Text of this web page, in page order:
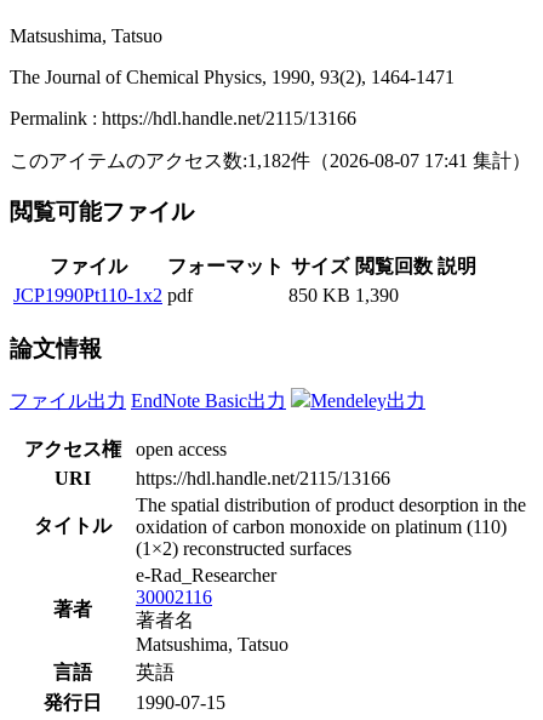
Matsushima, Tatsuo
The Journal of Chemical Physics, 1990, 93(2), 1464-1471
Permalink : https://hdl.handle.net/2115/13166
このアイテムのアクセス数:1,182件 （2026-08-07 17:41 集計）
閲覧可能ファイル
ファイル フォーマット サイズ 閲覧回数 説明
JCP1990Pt110-1x2 pdf 850 KB 1,390
論文情報
ファイル出力 EndNote Basic出力 Mendeley出力
アクセス権
open access
URI
https://hdl.handle.net/2115/13166
タイトル
The spatial distribution of product desorption in the
oxidation of carbon monoxide on platinum (110)
(1×2) reconstructed surfaces
著者
e-Rad_Researcher
30002116
著者名
Matsushima, Tatsuo
言語
英語
発行日
1990-07-15